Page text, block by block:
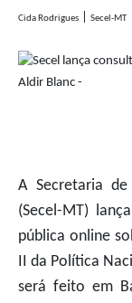
Cida Rodrigues Secel-MT
A Secretaria
(Secel-MT)
pública online
II da Política
será feito em